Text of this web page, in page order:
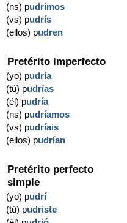
(ns) pudrimos
(vs) pudrís
(ellos) pudren
Pretérito imperfecto
(yo) pudría
(tú) pudrías
(él) pudría
(ns) pudríamos
(vs) pudríais
(ellos) pudrían
Pretérito perfecto
simple
(yo) pudrí
(tú) pudriste